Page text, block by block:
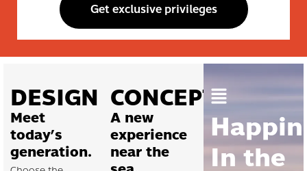
Get exclusive privileges
DESIGN
Meet
today’s
generation.
CONCEPT
A new
experience
near the
In the